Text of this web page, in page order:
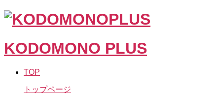
KODOMONO PLUS
TOP
トップページ